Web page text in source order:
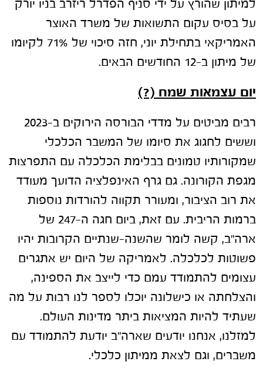
למיתון שהורץ על ידי סניף הפדרל ריזרב בניו יורק
על בסיס עקום התשואות של משרד האוצר
האמריקאי בתחילת יוני, חזה סיכוי של 71% לקיומו
של מיתון ב-12 החודשים הבאים.
יום עצמאות שמח (?)
רבים מביטים על מדדי הבורסה הירוקים ב-2023
וששים לחגוג את סיומו של המשבר הכלכלי
שמקורותיו טמונים בבלימת הכלכלה עם התפרצות
מגפת הקורונה. גם גרף האינפלציה הדועך מעודד
את רוב הציבור, ומעורר תקווה להורדות נוספות
ברמות הריבית. עם זאת, ביום חגה ה-247 של
ארה"ב, קשה לומר שהשנה-שנתיים הקרובות יהיו
פשוטות לכלכלה. לאמריקה של היום יש אתגרים
עצומים להתמודד עמם כדי לייצב את הספינה,
והצלחתה או כישלונה יוכלו לספר לנו רבות על מה
שעתיד להיות המציאות ביתר מדינות העולם.
למזלנו, אנחנו יודעים שארה"ב יודעת להתמודד עם
משברים, וגם לצאת ממיתון כלכלי.